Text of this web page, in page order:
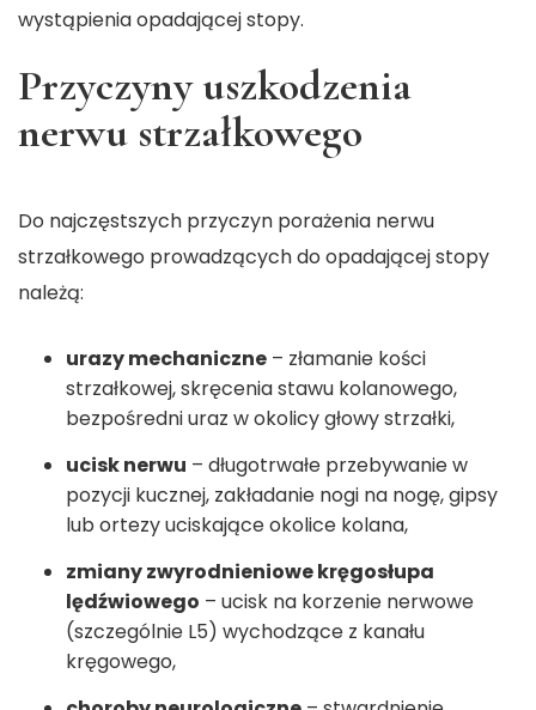
wystąpienia opadającej stopy.
Przyczyny uszkodzenia
nerwu strzałkowego
Do najczęstszych przyczyn porażenia nerwu
strzałkowego prowadzących do opadającej stopy
należą:
urazy mechaniczne – złamanie kości
strzałkowej, skręcenia stawu kolanowego,
bezpośredni uraz w okolicy głowy strzałki,
ucisk nerwu – długotrwałe przebywanie w
pozycji kucznej, zakładanie nogi na nogę, gipsy
lub ortezy uciskające okolice kolana,
zmiany zwyrodnieniowe kręgosłupa
lędźwiowego – ucisk na korzenie nerwowe
(szczególnie L5) wychodzące z kanału
kręgowego,